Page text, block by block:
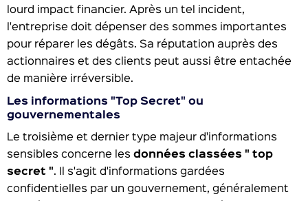
lourd impact financier. Après un tel incident,
l'entreprise doit dépenser des sommes importantes
pour réparer les dégâts. Sa réputation auprès des
actionnaires et des clients peut aussi être entachée
de manière irréversible.
Les informations "Top Secret" ou
gouvernementales
Le troisième et dernier type majeur d'informations
sensibles concerne les données classées " top
secret ". Il s'agit d'informations gardées
confidentielles par un gouvernement, généralement